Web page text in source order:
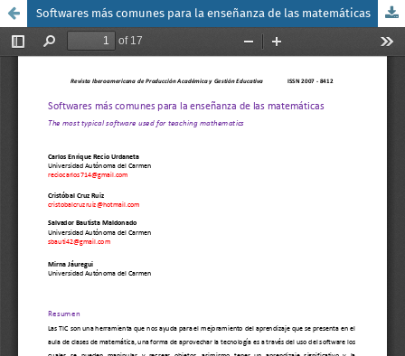
Softwares más comunes para la enseñanza de las matemáticas